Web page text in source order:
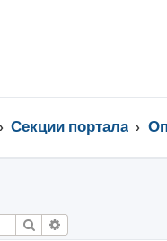
Секции портала
Поиск